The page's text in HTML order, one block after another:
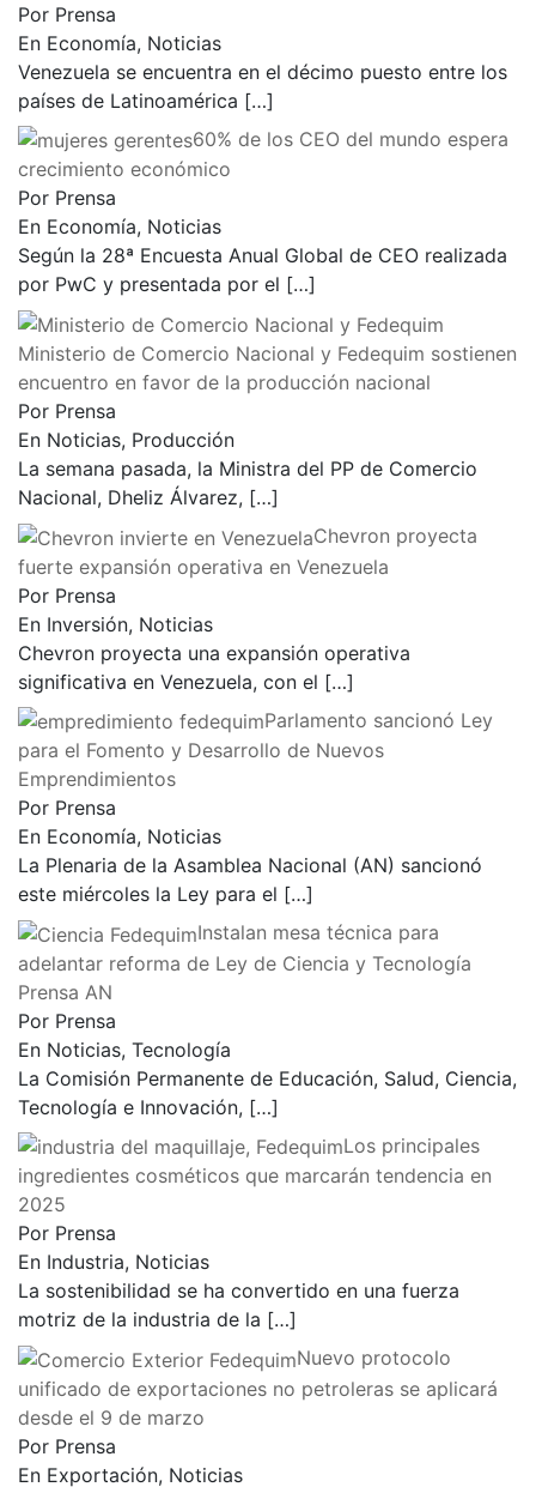
Por Prensa
En Economía, Noticias
Venezuela se encuentra en el décimo puesto entre los
países de Latinoamérica […]
60% de los CEO del mundo espera
crecimiento económico
Por Prensa
En Economía, Noticias
Según la 28ª Encuesta Anual Global de CEO realizada
por PwC y presentada por el […]
Ministerio de Comercio Nacional y Fedequim sostienen
encuentro en favor de la producción nacional
Por Prensa
En Noticias, Producción
La semana pasada, la Ministra del PP de Comercio
Nacional, Dheliz Álvarez, […]
Chevron proyecta
fuerte expansión operativa en Venezuela
Por Prensa
En Inversión, Noticias
Chevron proyecta una expansión operativa
significativa en Venezuela, con el […]
Parlamento sancionó Ley
para el Fomento y Desarrollo de Nuevos
Emprendimientos
Por Prensa
En Economía, Noticias
La Plenaria de la Asamblea Nacional (AN) sancionó
este miércoles la Ley para el […]
Instalan mesa técnica para
adelantar reforma de Ley de Ciencia y Tecnología
Prensa AN
Por Prensa
En Noticias, Tecnología
La Comisión Permanente de Educación, Salud, Ciencia,
Tecnología e Innovación, […]
Los principales
ingredientes cosméticos que marcarán tendencia en
2025
Por Prensa
En Industria, Noticias
La sostenibilidad se ha convertido en una fuerza
motriz de la industria de la […]
Nuevo protocolo
unificado de exportaciones no petroleras se aplicará
desde el 9 de marzo
Por Prensa
En Exportación, Noticias